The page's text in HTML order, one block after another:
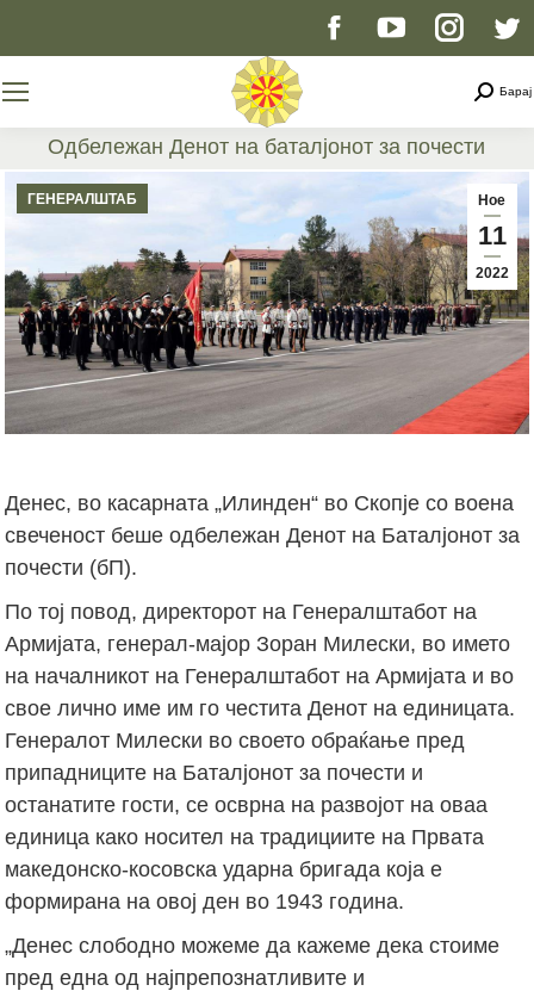
Facebook
opens
new
window
YouTube
opens
in
new
window
page
opens
in
new
window
Барај
Одбележан Денот на баталјонот за почести
You are here:
Ное
11
2022
ГЕНЕРАЛШТАБ
Денес, во касарната „Илинден“ во Скопје со воена
свеченост беше одбележан Денот на Баталјонот за
почести (бП).
По тој повод, директорот на Генералштабот на
Армијата, генерал-мајор Зоран Милески, во името
на началникот на Генералштабот на Армијата и во
свое лично име им го честита Денот на единицата.
Генералот Милески во своето обраќање пред
припадниците на Баталјонот за почести и
останатите гости, се осврна на развојот на оваа
единица како носител на традициите на Првата
македонско-косовска ударна бригада која е
формирана на овој ден во 1943 година.
„Денес слободно можеме да кажеме дека стоиме
пред една од најпрепознатливите и